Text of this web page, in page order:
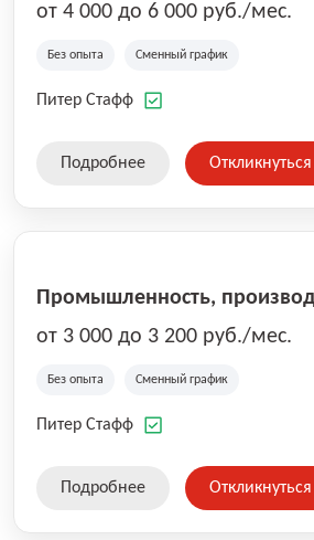
от 4 000 до 6 000 руб./мес.
Без опыта Сменный график
Питер Стафф
Подробнее Откликнуться
Промышленность,
от 3 000 до 3 200 руб./мес.
Без опыта Сменный график
Питер Стафф
Подробнее Откликнуться